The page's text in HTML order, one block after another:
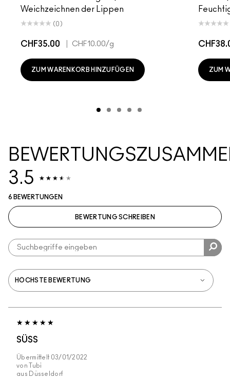
Weichzeichnen der Lippen
(0)
CHF35.00 CHF10.00/g
ZUM WARENKORB HINZUFÜGEN ZUM
3.5
6 BEWERTUNGEN
BEWERTUNG SCHREIBEN
SÜSS
Übermittelt 03/01/2022
von
Tubi
aus
Düsseldorf